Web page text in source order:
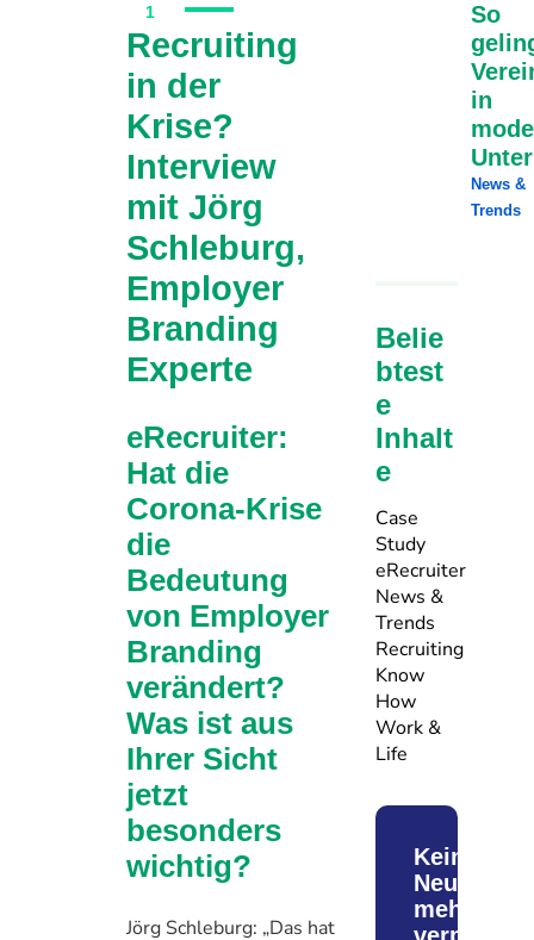
1
Recruiting
in der
Krise?
Interview
mit Jörg
Schleburg,
Employer
Branding
Experte
eRecruiter:
Hat die
Corona-Krise
die
Bedeutung
von Employer
Branding
verändert?
Was ist aus
Ihrer Sicht
jetzt
besonders
wichtig?
Jörg Schleburg: „Das hat
So
in
News &
Trends
Belie
btest
e
Inhalt
e
Case
Study
eRecruiter
News &
Trends
Recruiting
Know
How
Work &
Life
Keine
Neuigkeit
mehr